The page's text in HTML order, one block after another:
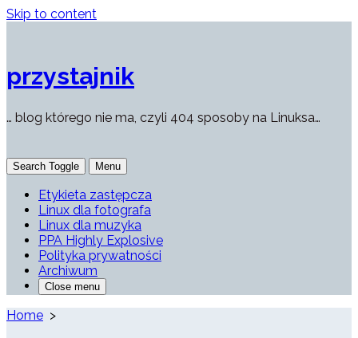
Skip to content
przystajnik
… blog którego nie ma, czyli 404 sposoby na Linuksa…
Search Toggle Menu
Etykieta zastępcza
Linux dla fotografa
Linux dla muzyka
PPA Highly Explosive
Polityka prywatności
Archiwum
Close menu
Home >